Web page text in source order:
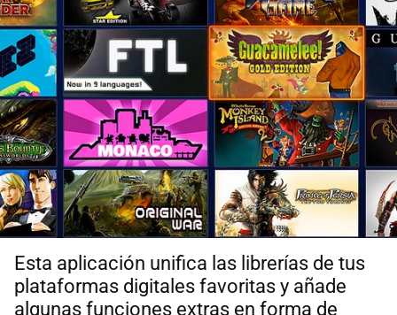
Esta aplicación unifica las librerías de tus
plataformas digitales favoritas y añade
algunas funciones extras en forma de